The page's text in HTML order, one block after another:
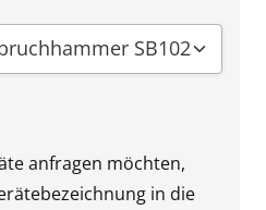
SB102
anfragen möchten,
in die